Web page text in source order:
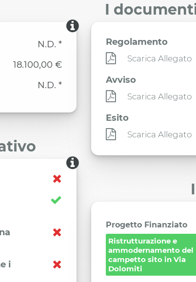
N.D. *
18.100,00 €
N.D. *
I
Regolamento
Scarica Allegato
Avviso
Scarica Allegato
Esito
Scarica Allegato
i
Progetto Finanziato
Ristrutturazione e
ammodernamento del
campetto sito in Via
Dolomiti